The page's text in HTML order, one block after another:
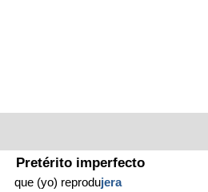
Pretérito imperfecto
que (yo) reprodujera